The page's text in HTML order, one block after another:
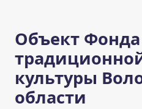
Объект Фонда
культуры
области